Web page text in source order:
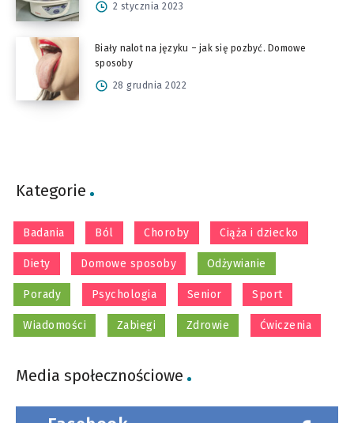
2 stycznia 2023
Biały nalot na języku – jak się pozbyć. Domowe
sposoby
28 grudnia 2022
Kategorie
Badania Ból Choroby Ciąża i dziecko
Diety Domowe sposoby Odżywianie
Porady Psychologia Senior Sport
Wiadomości Zabiegi Zdrowie Ćwiczenia
Media społecznościowe